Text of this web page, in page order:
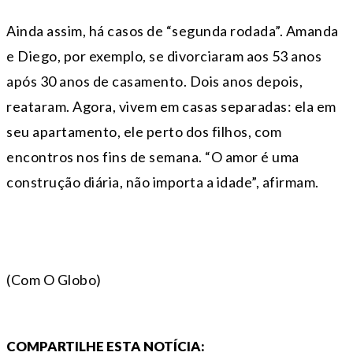
Ainda assim, há casos de “segunda rodada”. Amanda
e Diego, por exemplo, se divorciaram aos 53 anos
após 30 anos de casamento. Dois anos depois,
reataram. Agora, vivem em casas separadas: ela em
seu apartamento, ele perto dos filhos, com
encontros nos fins de semana. “O amor é uma
construção diária, não importa a idade”, afirmam.
(Com O Globo)
COMPARTILHE ESTA NOTÍCIA: